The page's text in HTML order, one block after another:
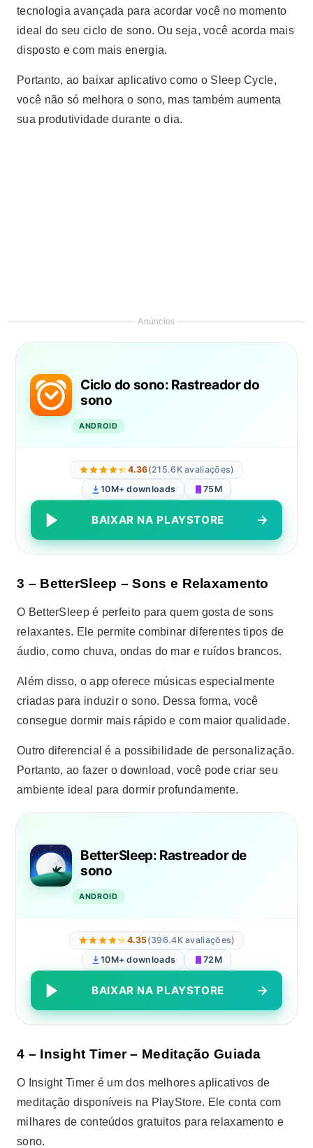
tecnologia avançada para acordar você no momento
ideal do seu ciclo de sono. Ou seja, você acorda mais
disposto e com mais energia.
Portanto, ao baixar aplicativo como o Sleep Cycle,
você não só melhora o sono, mas também aumenta
sua produtividade durante o dia.
Anúncios
Ciclo do sono: Rastreador do
sono
ANDROID
4.36(215.6K avaliações)
10M+ downloads
75M
BAIXAR NA PLAYSTORE
3 – BetterSleep – Sons e Relaxamento
O BetterSleep é perfeito para quem gosta de sons
relaxantes. Ele permite combinar diferentes tipos de
áudio, como chuva, ondas do mar e ruídos brancos.
Além disso, o app oferece músicas especialmente
criadas para induzir o sono. Dessa forma, você
consegue dormir mais rápido e com maior qualidade.
Outro diferencial é a possibilidade de personalização.
Portanto, ao fazer o download, você pode criar seu
ambiente ideal para dormir profundamente.
BetterSleep: Rastreador de
sono
ANDROID
4.35(396.4K avaliações)
10M+ downloads
72M
BAIXAR NA PLAYSTORE
4 – Insight Timer – Meditação Guiada
O Insight Timer é um dos melhores aplicativos de
meditação disponíveis na PlayStore. Ele conta com
milhares de conteúdos gratuitos para relaxamento e
sono.